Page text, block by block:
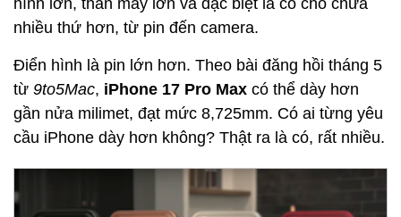
hình lớn, thân máy lớn và đặc biệt là có chỗ chứa
nhiều thứ hơn, từ pin đến camera.
Điển hình là pin lớn hơn. Theo bài đăng hồi tháng 5
từ 9to5Mac, iPhone 17 Pro Max có thể dày hơn
gần nửa milimet, đạt mức 8,725mm. Có ai từng yêu
cầu iPhone dày hơn không? Thật ra là có, rất nhiều.